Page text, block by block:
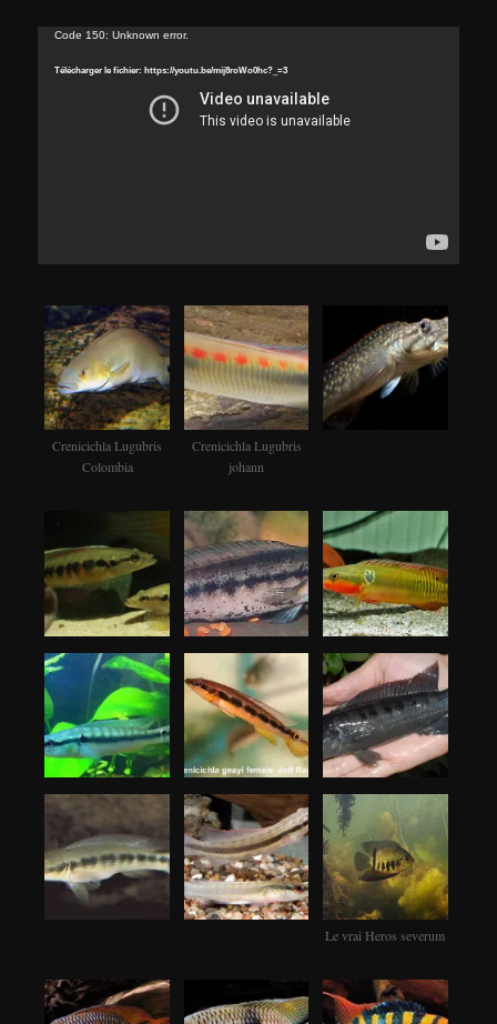
Lecteur
Code 150: Unknown error.
Télécharger le fichier: https://youtu.be/mij8roWo0hc?_=3
Crenicichla Lugubris
Colombia
Crenicichla Lugubris
johann
Le vrai Heros severum